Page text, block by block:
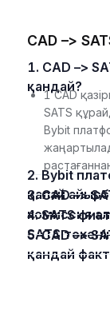
CAD –>
1. CAD –> SATS қазіргі айырбастау бағамы
қандай?
1 CAD
SATS
Bybit
2. Bybit платформасында CAD –> SATS
қалай
3. CAD –> SATS конвертациясы үшін
комиссия
4. SATS фиатына айырбастауға болатын
SATS
5. CAD –> SATS айырбастау бағамына
қандай